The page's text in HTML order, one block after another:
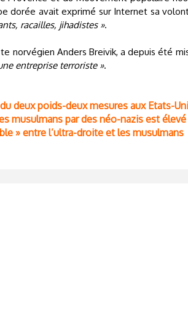
dorée avait exprimé sur Internet sa
racailles, jihadistes ».
norvégien Anders Breivik, a depuis été
entreprise terroriste ».
deux poids-deux mesures aux Etats-
musulmans par des néo-nazis est élevé
» entre l’ultra-droite et les musulmans